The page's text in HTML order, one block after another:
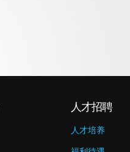
人才招聘
人才培养